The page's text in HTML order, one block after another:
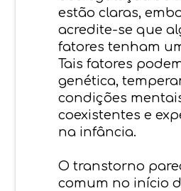
estão claras,
acredite-se que
fatores tenham
Tais fatores
genética,
condições
coexistentes e
na infância.
O transtorno
comum no início